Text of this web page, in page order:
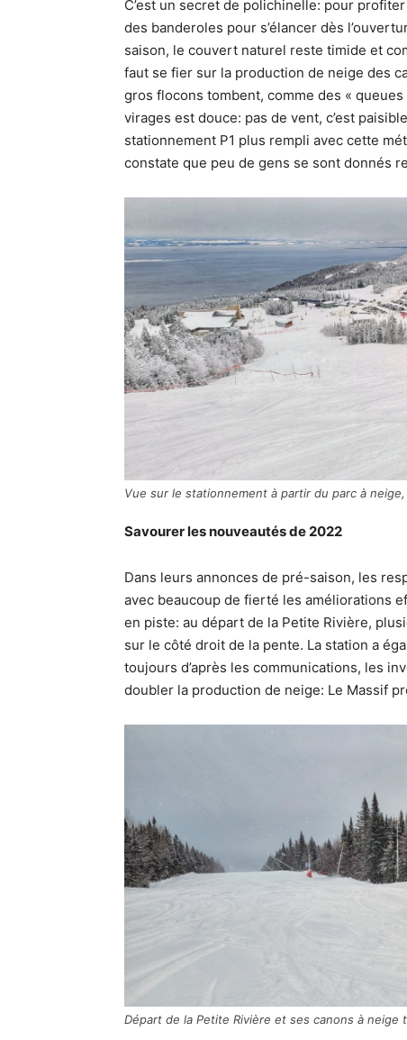
C’est un secret de polichinelle: pour
des banderoles pour s’élancer dès
saison, le couvert naturel reste timide et
faut se fier sur la production de neige des
gros flocons tombent, comme des «
virages est douce: pas de vent, c’est
stationnement P1 plus rempli avec cette
constate que peu de gens se sont donnés
Vue sur le stationnement à partir du parc à
Savourer les nouveautés de 2022
Dans leurs annonces de pré-saison, les
avec beaucoup de fierté les améliorations
en piste: au départ de la Petite Rivière,
sur le côté droit de la pente. La station a
toujours d’après les communications, les
doubler la production de neige: Le Massif
Départ de la Petite Rivière et ses canons à neige